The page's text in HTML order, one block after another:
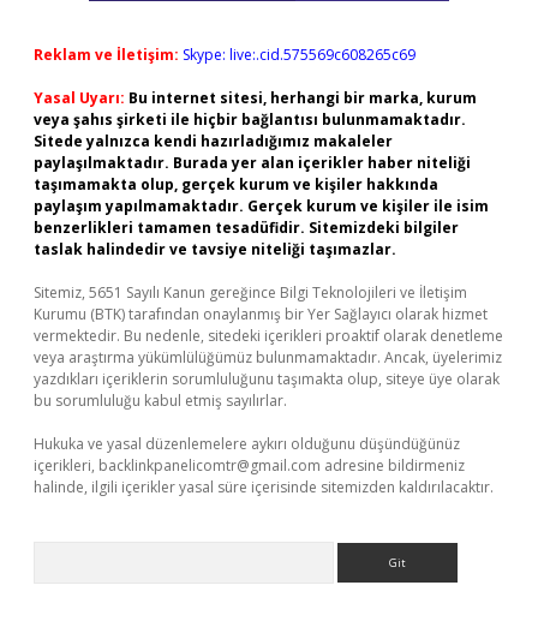
Reklam ve İletişim: Skype: live:.cid.575569c608265c69
Yasal Uyarı: Bu internet sitesi, herhangi bir marka, kurum
veya şahıs şirketi ile hiçbir bağlantısı bulunmamaktadır.
Sitede yalnızca kendi hazırladığımız makaleler
paylaşılmaktadır. Burada yer alan içerikler haber niteliği
taşımamakta olup, gerçek kurum ve kişiler hakkında
paylaşım yapılmamaktadır. Gerçek kurum ve kişiler ile isim
benzerlikleri tamamen tesadüfidir. Sitemizdeki bilgiler
taslak halindedir ve tavsiye niteliği taşımazlar.
Sitemiz, 5651 Sayılı Kanun gereğince Bilgi Teknolojileri ve İletişim
Kurumu (BTK) tarafından onaylanmış bir Yer Sağlayıcı olarak hizmet
vermektedir. Bu nedenle, sitedeki içerikleri proaktif olarak denetleme
veya araştırma yükümlülüğümüz bulunmamaktadır. Ancak, üyelerimiz
yazdıkları içeriklerin sorumluluğunu taşımakta olup, siteye üye olarak
bu sorumluluğu kabul etmiş sayılırlar.
Hukuka ve yasal düzenlemelere aykırı olduğunu düşündüğünüz
içerikleri, backlinkpanelicomtr@gmail.com adresine bildirmeniz
halinde, ilgili içerikler yasal süre içerisinde sitemizden kaldırılacaktır.